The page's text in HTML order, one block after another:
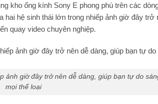
kho ống kính Sony E phong phú trên các
hệ sinh thái lớn trong nhiếp ảnh giờ đây trở
quay video chuyên nghiệp.
ảnh giờ đây trở nên dễ dàng, giúp bạn tự do
mọi thể loại